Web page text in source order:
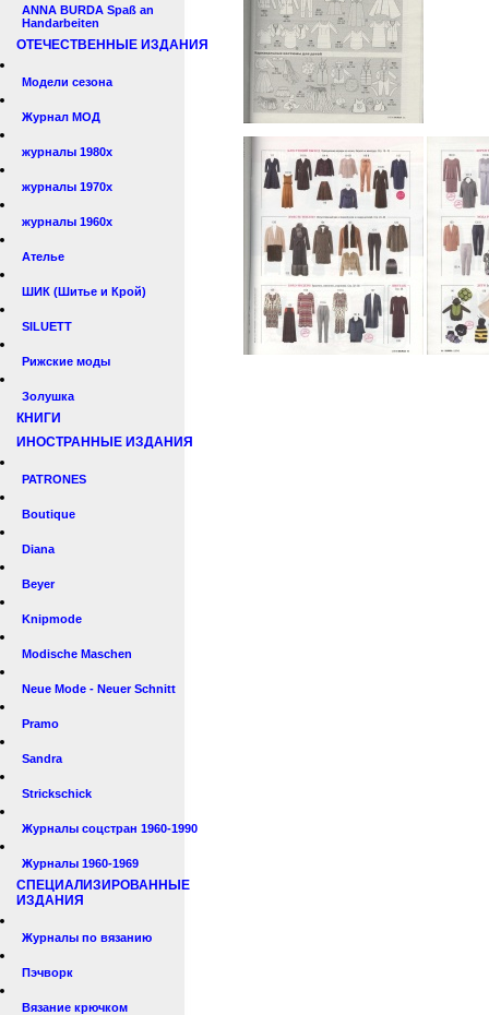
ANNA BURDA Spaß an
Handarbeiten
ОТЕЧЕСТВЕННЫЕ ИЗДАНИЯ
Модели сезона
Журнал МОД
журналы 1980х
журналы 1970х
журналы 1960х
Ателье
ШИК (Шитье и Крой)
SILUETT
Рижские моды
Золушка
КНИГИ
ИНОСТРАННЫЕ ИЗДАНИЯ
PATRONES
Boutique
Diana
Beyer
Knipmode
Modische Maschen
Neue Mode - Neuer Schnitt
Pramo
Sandra
Strickschick
Журналы соцстран 1960-1990
Журналы 1960-1969
СПЕЦИАЛИЗИРОВАННЫЕ
ИЗДАНИЯ
Журналы по вязанию
Пэчворк
Вязание крючком